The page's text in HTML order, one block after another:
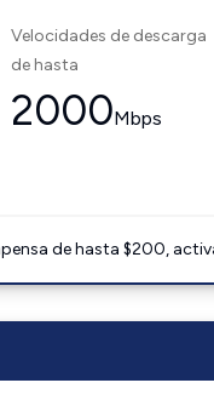
Velocidades de descarga
de hasta
2000Mbps
de hasta $200,